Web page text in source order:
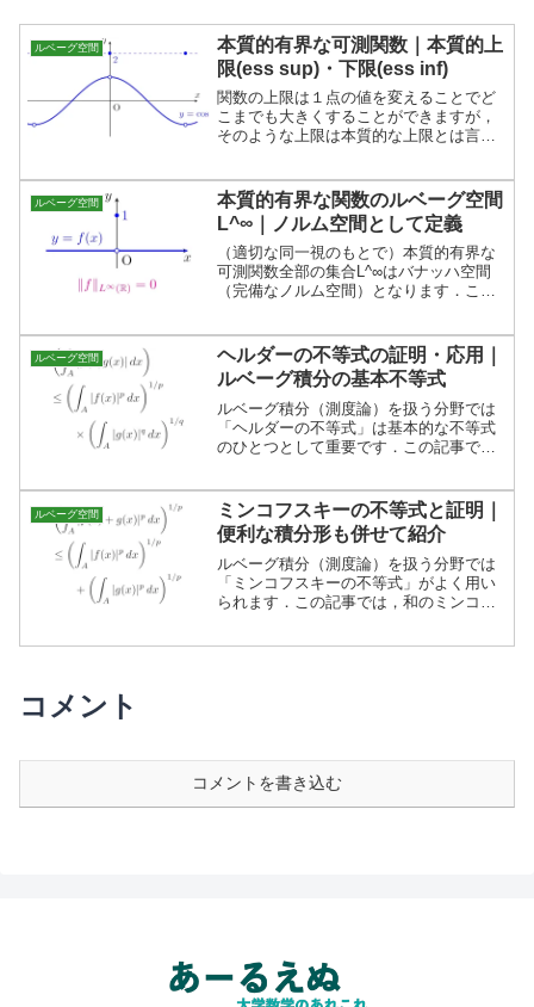
ルベーグ空間
本質的有界な可測関数｜本質的上
限(ess sup)・下限(ess inf)
関数の上限は１点の値を変えることでど
こまでも大きくすることができますが，
そのような上限は本質的な上限とは言い
します．
ルベーグ空間
本質的有界な関数のルベーグ空間
L^∞｜ノルム空間として定義
（適切な同一視のもとで）本質的有界な
可測関数全部の集合L^∞はバナッハ空間
（完備なノルム空間）となります．この
ルベーグ空間
ヘルダーの不等式の証明・応用｜
ルベーグ積分の基本不等式
ルベーグ積分（測度論）を扱う分野では
「ヘルダーの不等式」は基本的な不等式
のひとつとして重要です．この記事で
す．
ルベーグ空間
ミンコフスキーの不等式と証明｜
便利な積分形も併せて紹介
ルベーグ積分（測度論）を扱う分野では
「ミンコフスキーの不等式」がよく用い
られます．この記事では，和のミンコフ
コメント
コメントを書き込む